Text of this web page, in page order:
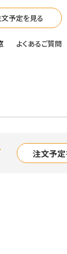
予定を見る
よくあるご質問
注文予